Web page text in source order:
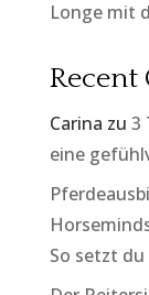
Longe mit
Recent
Carina zu 3
eine
So setzt